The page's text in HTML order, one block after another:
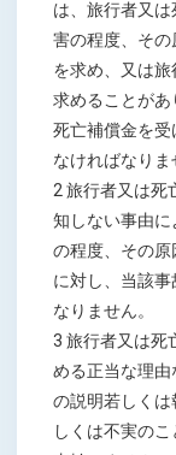
は、旅行者又
害の程度、そ
を求め、又は
求めることが
死亡補償金を
なければなりま
2 旅行者又は死
知しない事由
の程度、その
に対し、当該
なりません。
3 旅行者又は死
める正当な理
の説明若しく
しくは不実の